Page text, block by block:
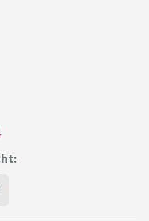
weken de zorg
een kleine van die